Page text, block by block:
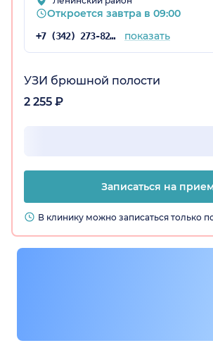
Откроется завтра в 09:00
+7 (342) 273-82-16 показать
УЗИ брюшной полости
2 255 ₽
Записаться на прием
В клинику можно записаться только